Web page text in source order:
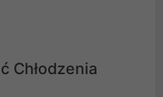
Chłodzenia